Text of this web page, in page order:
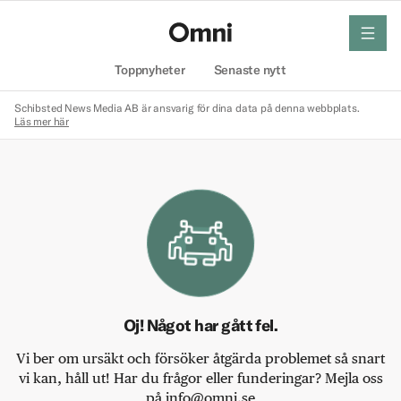
Toppnyheter Senaste nytt
meny
Schibsted News Media AB är ansvarig för dina data på denna webbplats.
Läs mer här
Oj! Något har gått fel.
Vi ber om ursäkt och försöker åtgärda problemet så snart
vi kan, håll ut! Har du frågor eller funderingar? Mejla oss